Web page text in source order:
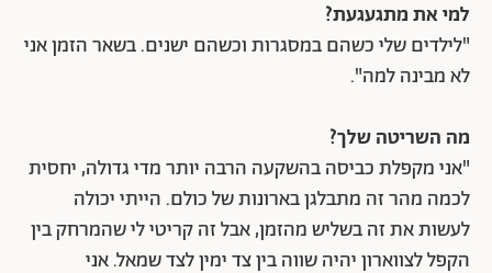
למי את מתגעגעת?
"לילדים שלי כשהם במסגרות וכשהם ישנים. בשאר הזמן אני
לא מבינה למה".
מה השריטה שלך?
"אני מקפלת כביסה בהשקעה הרבה יותר מדי גדולה, יחסית
לכמה מהר זה מתבלגן בארונות של כולם. הייתי יכולה
לעשות את זה בשליש מהזמן, אבל זה קריטי לי שהמרחק בין
הקפל לצווארון יהיה שווה בין צד ימין לצד שמאל. אני